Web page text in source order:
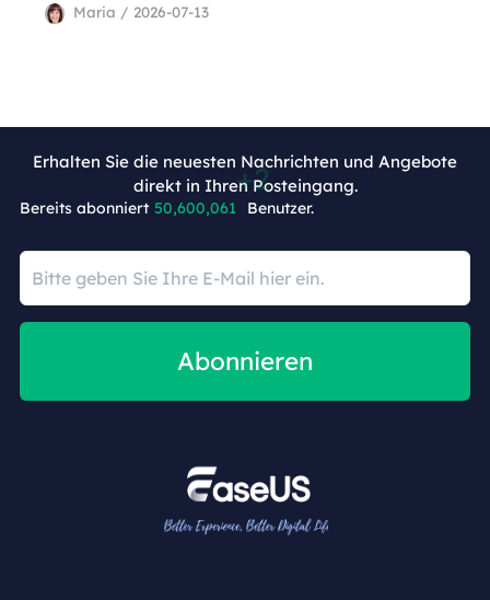
Maria / 2026-07-13
Erhalten Sie die neuesten Nachrichten und Angebote
direkt in Ihren Posteingang.
Bereits abonniert 50,600,063 Benutzer.
Abonnieren
+4